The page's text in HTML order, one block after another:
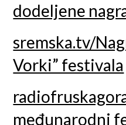
dodeljene
sremska.tv/
Vorki” festivala
međunarodni